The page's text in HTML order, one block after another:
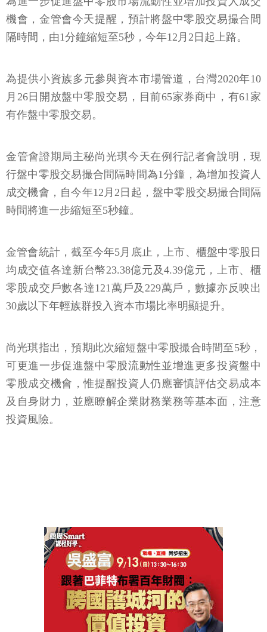
機會，金管會今天提醒，預計將盤中零股交易撮合間
隔時間，由1分鐘縮短至5秒，今年12月2日起上路。
為提供小資族多元參與資本市場管道，台灣2020年10
月26日開放盤中零股交易，目前65家券商中，有61家
有作盤中零股交易。
金管會證期局主秘尚光琪今天在例行記者會說明，現
行盤中零股交易撮合間隔時間為1分鐘，為增加投資人
成交機會，自今年12月2日起，盤中零股交易撮合間隔
時間將進一步縮短至5秒鐘。
金管會統計，截至今年5月底止，上市、櫃盤中零股日
均成交值各達新台幣23.38億元及4.39億元，上市、櫃
零股成交戶數各達121萬戶及229萬戶，數據亦反映出
30歲以下年輕族群投入資本市場比率明顯提升。
尚光琪指出，預期此次縮短盤中零股撮合時間至5秒，
可更進一步促進盤中零股流動性並增進更多投資盤中
零股成交機會，惟提醒投資人仍應審慎評估交易成本
及自身財力，並應瞭解企業財務業務等基本面，注意
投資風險。